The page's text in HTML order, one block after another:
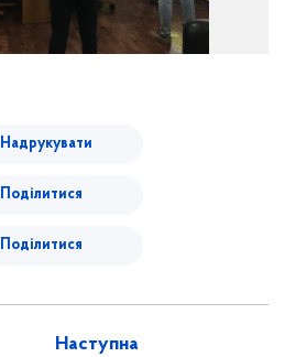
Надрукувати
Поділитися
Поділитися
Наступна